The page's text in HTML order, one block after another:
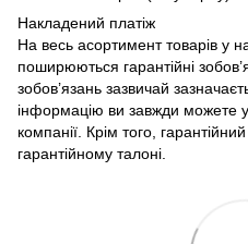
Накладений платіж
На весь асортимент товарів у
поширюються гарантійні
зобов’язань зазвичай
інформацію ви завжди можете
компанії. Крім того,
гарантійному талоні.